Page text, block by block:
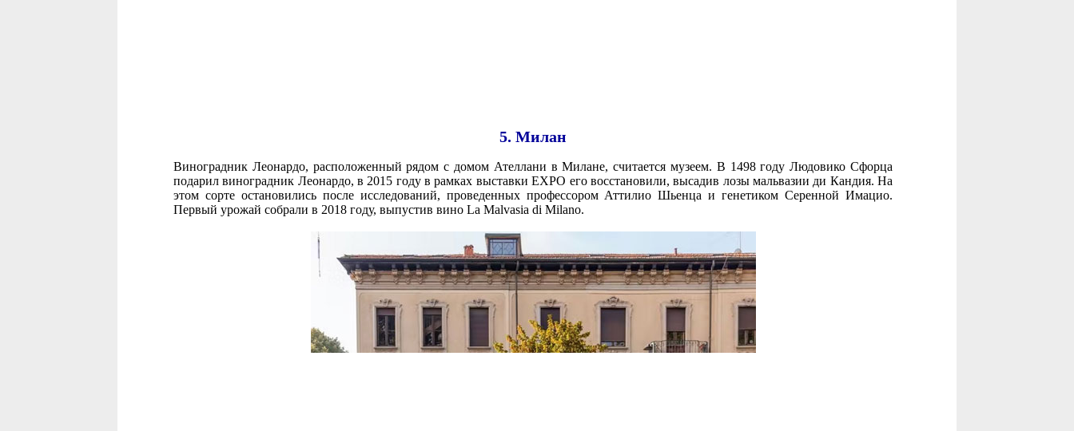
5. Милан
Виноградник Леонардо, расположенный рядом с домом Ателлани в Милане, считается музеем. В 1498 году Людовико Сфорца
подарил виноградник Леонардо, в 2015 году в рамках выставки EXPO его восстановили, высадив лозы мальвазии ди Кандия. На
этом сорте остановились после исследований, проведенных профессором Аттилио Шьенца и генетиком Серенной Имацио.
Первый урожай собрали в 2018 году, выпустив вино La Malvasia di Milano.